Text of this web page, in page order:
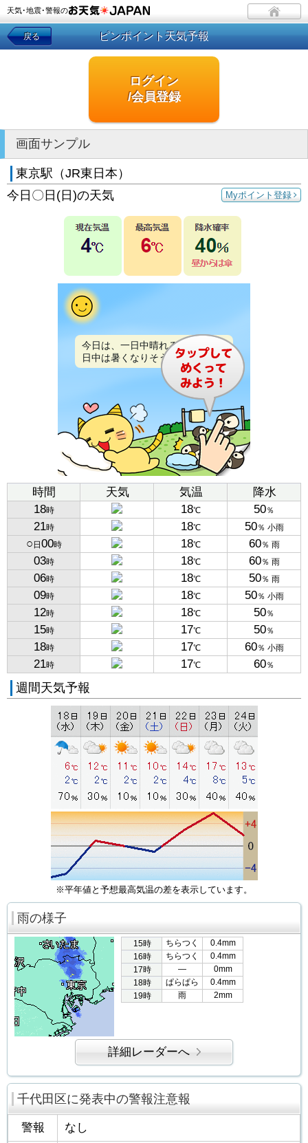
天気･地震･警報の
戻る ピンポイント天気予報
ログイン
/会員登録
画面サンプル
東京駅（JR東日本）
Myポイント登録
今日〇日(日)の天気
今日は、一日中晴れるでしょう。
日中は暑くなりそうです。
時間 天気 気温
降水
18時 18℃ 50％
21時 18℃ 50％ 小雨
○ 日 00時 18℃ 60％ 雨
03時 18℃ 60％ 雨
06時 18℃ 50％ 雨
09時 18℃ 50％ 小雨
12時 18℃ 50％
15時 17℃ 50％
18時 17℃ 60％ 小雨
21時 17℃ 60％
週間天気予報
※平年値と予想最高気温の差を表示しています。
雨の様子
15時 ちらつく
0.4mm
16時
ちらつく
0.4mm
17時
―
0mm
18時
ぱらぱら
0.4mm
19時
雨 2mm
詳細レーダーへ
千代田区に発表中の警報注意報
警報 なし